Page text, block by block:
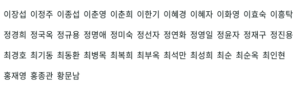
이장섭 이정주 이종섭 이춘영 이춘희 이한기 이혜경 이혜자 이화영 이효숙 이흥탁
정경희 정국옥 정규용 정명애 정미숙 정선자 정연화 정영일 정윤자 정재구 정진용
최경호 최기동 최동환 최병목 최복희 최부옥 최석만 최성희 최순 최순옥 최인현
홍재영 홍종관 황문남